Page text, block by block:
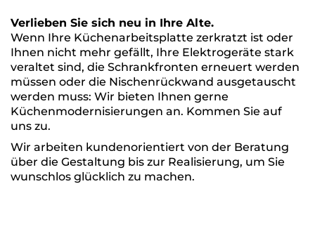
Verlieben Sie sich neu in Ihre Alte.
Wenn Ihre Küchenarbeitsplatte zerkratzt ist oder
Ihnen nicht mehr gefällt, Ihre Elektrogeräte stark
veraltet sind, die Schrankfronten erneuert werden
müssen oder die Nischenrückwand ausgetauscht
werden muss: Wir bieten Ihnen gerne
Küchenmodernisierungen an. Kommen Sie auf
uns zu.
Wir arbeiten kundenorientiert von der Beratung
über die Gestaltung bis zur Realisierung, um Sie
wunschlos glücklich zu machen.